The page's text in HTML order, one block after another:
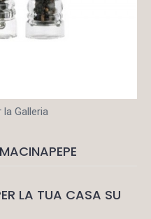
la Galleria
LA TUA CASA SU